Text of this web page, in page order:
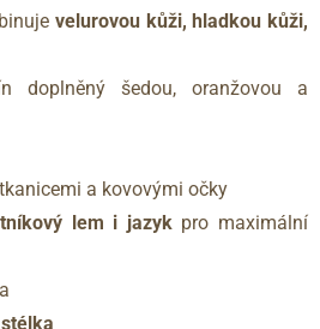
velurovou kůži, hladkou kůži,
doplněný šedou, oranžovou a
a kovovými očky
lem i jazykpro maximální